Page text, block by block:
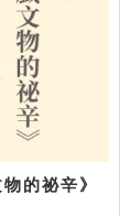
的祕辛》